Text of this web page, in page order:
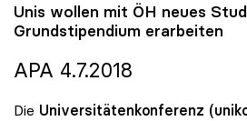
Unis wollen mit ÖH neues
Grundstipendium erarbeiten
APA 4.7.2018
Die Universitätenkonferenz